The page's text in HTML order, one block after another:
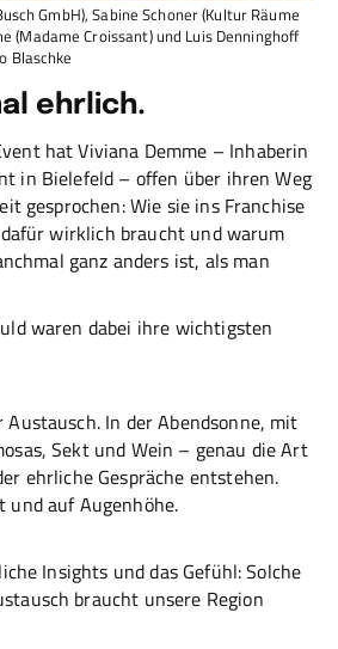
GmbH), Sabine Schoner (Kultur Räume
(Madame Croissant) und Luis Denninghoff
Blaschke
ehrlich.
hat Viviana Demme – Inhaberin
in Bielefeld – offen über ihren Weg
gesprochen: Wie sie ins Franchise
wirklich braucht und warum
ganz anders ist, als man
waren dabei ihre wichtigsten
In der Abendsonne, mit
Sekt und Wein – genau die Art
ehrliche Gespräche entstehen.
auf Augenhöhe.
Insights und das Gefühl: Solche
braucht unsere Region